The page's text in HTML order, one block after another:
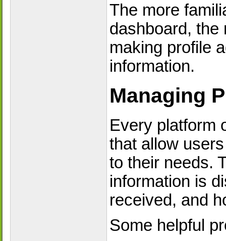
The more
dashboard, the
making profile
information.
Managing
Every platform
that allow
to their needs.
information is
received, and
Some helpful